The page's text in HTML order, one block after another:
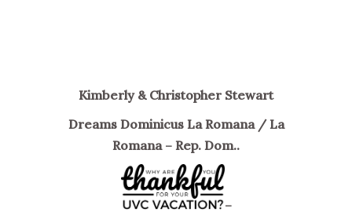
Kimberly & Christopher Stewart
Dreams Dominicus La Romana / La
Romana – Rep. Dom..
–